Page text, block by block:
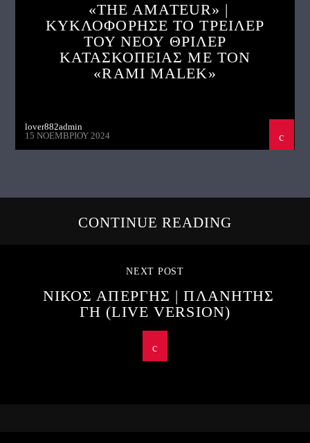
«THE AMATEUR» |
ΚΥΚΛΟΦΟΡΗΣΕ ΤΟ ΤΡΕΙΛΕΡ
ΤΟΥ ΝΕΟΥ ΘΡΙΛΕΡ
ΚΑΤΑΣΚΟΠΕΙΑΣ ΜΕ ΤΟΝ
«RAMI MALEK»
lover882admin
15 ΝΟΕΜΒΡΊΟΥ 2024
CONTINUE READING
NEXT POST
ΝΙΚΟΣ ΑΠΕΡΓΗΣ | ΠΛΑΝΗΤΗΣ
ΓΗ (LIVE VERSION)